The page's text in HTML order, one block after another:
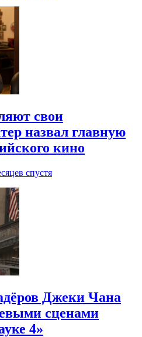
свои
назвал главную
кино
спустя
Джеки Чана
сценами
4»